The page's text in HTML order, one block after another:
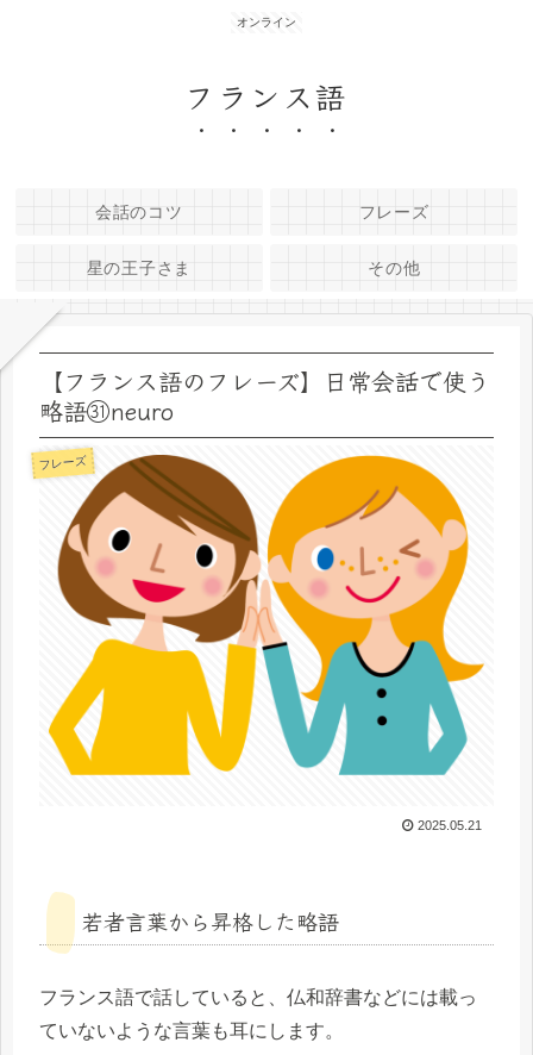
オンライン
フランス語
会話のコツ フレーズ
星の王子さま その他
【フランス語のフレーズ】日常会話で使う
略語㉛neuro
フレーズ
2025.05.21
若者言葉から昇格した略語
フランス語で話していると、仏和辞書などには載っ
ていないような言葉も耳にします。